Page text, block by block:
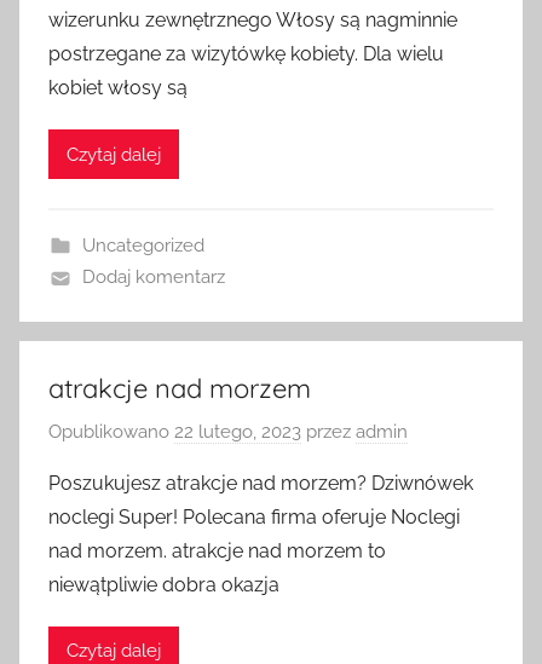
wizerunku zewnętrznego Włosy są nagminnie
postrzegane za wizytówkę kobiety. Dla wielu
kobiet włosy są
Czytaj dalej
Uncategorized
Dodaj komentarz
atrakcje nad morzem
Opublikowano 22 lutego, 2023 przez admin
Poszukujesz atrakcje nad morzem? Dziwnówek
noclegi Super! Polecana firma oferuje Noclegi
nad morzem. atrakcje nad morzem to
niewątpliwie dobra okazja
Czytaj dalej